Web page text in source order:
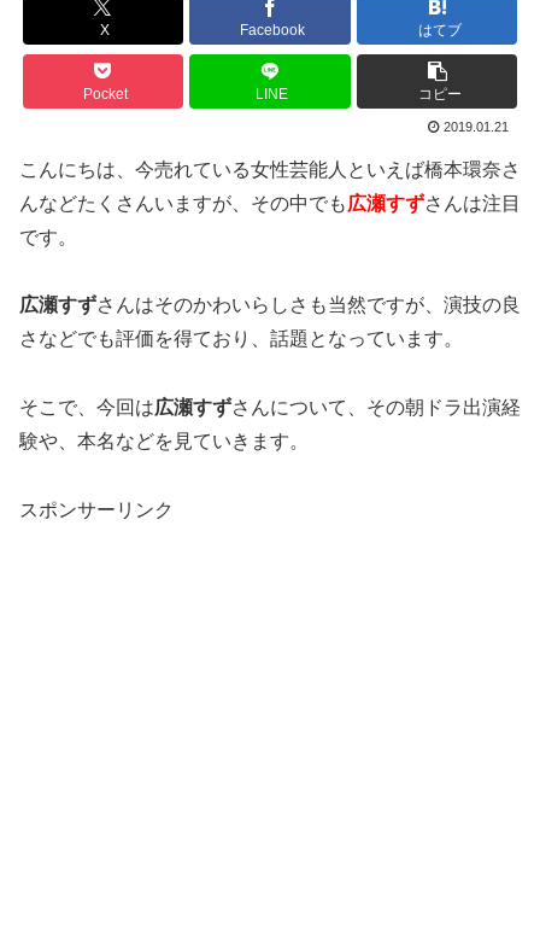
X Facebook はてブ
Pocket LINE コピー
2019.01.21
こんにちは、今売れている女性芸能人といえば橋本環奈さ
んなどたくさんいますが、その中でも広瀬すずさんは注目
です。
広瀬すずさんはそのかわいらしさも当然ですが、演技の良
さなどでも評価を得ており、話題となっています。
そこで、今回は広瀬すずさんについて、その朝ドラ出演経
験や、本名などを見ていきます。
スポンサーリンク